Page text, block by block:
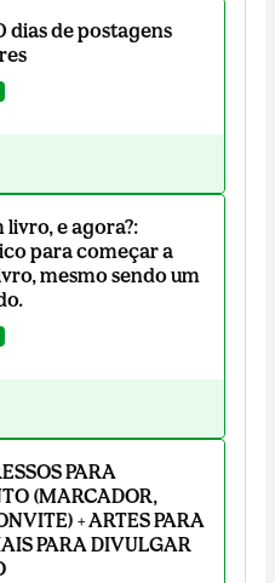
dias de postagens
livro, e agora?:
para começar a
mesmo sendo um
PARA
(MARCADOR,
+ ARTES PARA
PARA DIVULGAR